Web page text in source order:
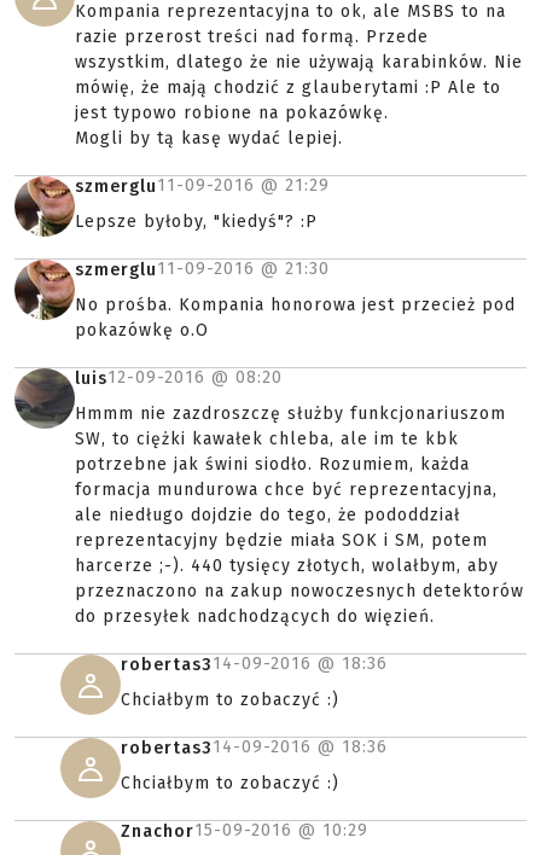
Kompania reprezentacyjna to ok, ale MSBS to na
razie przerost treści nad formą. Przede
wszystkim, dlatego że nie używają karabinków. Nie
mówię, że mają chodzić z glauberytami :P Ale to
jest typowo robione na pokazówkę.
Mogli by tą kasę wydać lepiej.
szmerglu11-09-2016 @ 21:29
Lepsze byłoby, "kiedyś"? :P
szmerglu11-09-2016 @ 21:30
No prośba. Kompania honorowa jest przecież pod
pokazówkę o.O
luis12-09-2016 @ 08:20
Hmmm nie zazdroszczę służby funkcjonariuszom
SW, to ciężki kawałek chleba, ale im te kbk
potrzebne jak świni siodło. Rozumiem, każda
formacja mundurowa chce być reprezentacyjna,
ale niedługo dojdzie do tego, że pododdział
reprezentacyjny będzie miała SOK i SM, potem
harcerze ;-). 440 tysięcy złotych, wolałbym, aby
przeznaczono na zakup nowoczesnych detektorów
do przesyłek nadchodzących do więzień.
robertas314-09-2016 @ 18:36
Chciałbym to zobaczyć :)
robertas314-09-2016 @ 18:36
Chciałbym to zobaczyć :)
Znachor15-09-2016 @ 10:29